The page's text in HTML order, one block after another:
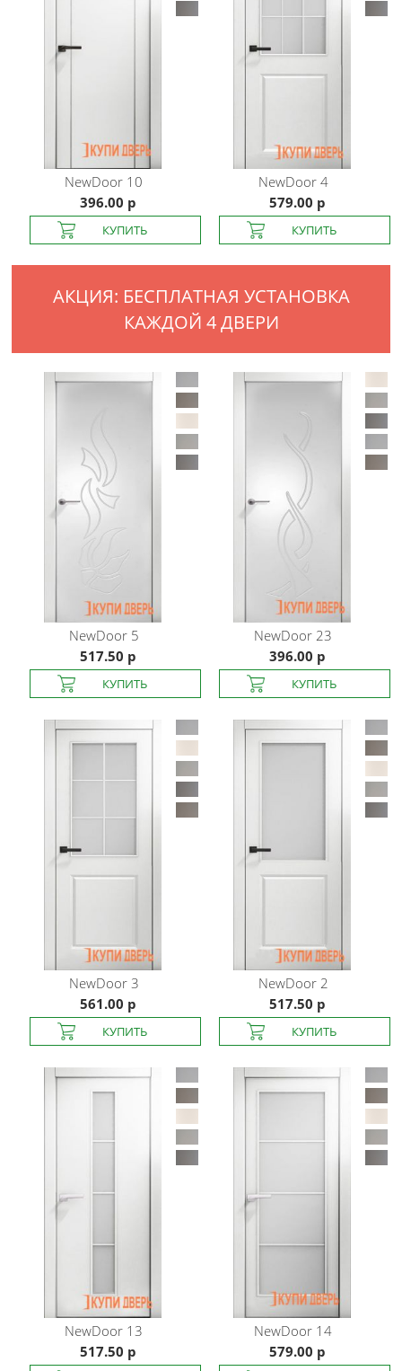
NewDoor 10
396.00 р
NewDoor4
579.00 р
АКЦИЯ: БЕСПЛАТНАЯ УСТАНОВКА
КАЖДОЙ 4 ДВЕРИ
NewDoor5
517.50 р
NewDoor 23
396.00 р
NewDoor3
561.00 р
NewDoor2
517.50 р
NewDoor 13
517.50 р
NewDoor 14
579.00 р